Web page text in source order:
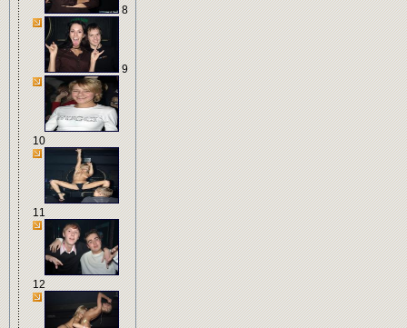
8
9
10
11
12